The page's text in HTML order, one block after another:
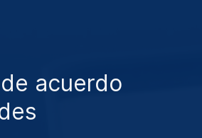
acuerdo